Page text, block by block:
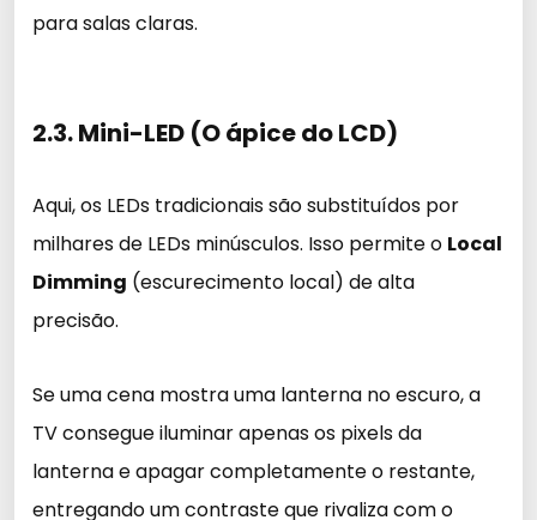
para salas claras.
2.3. Mini-LED (O ápice do LCD)
Aqui, os LEDs tradicionais são substituídos por
milhares de LEDs minúsculos. Isso permite o Local
Dimming (escurecimento local) de alta
precisão.
Se uma cena mostra uma lanterna no escuro, a
TV consegue iluminar apenas os pixels da
lanterna e apagar completamente o restante,
entregando um contraste que rivaliza com o